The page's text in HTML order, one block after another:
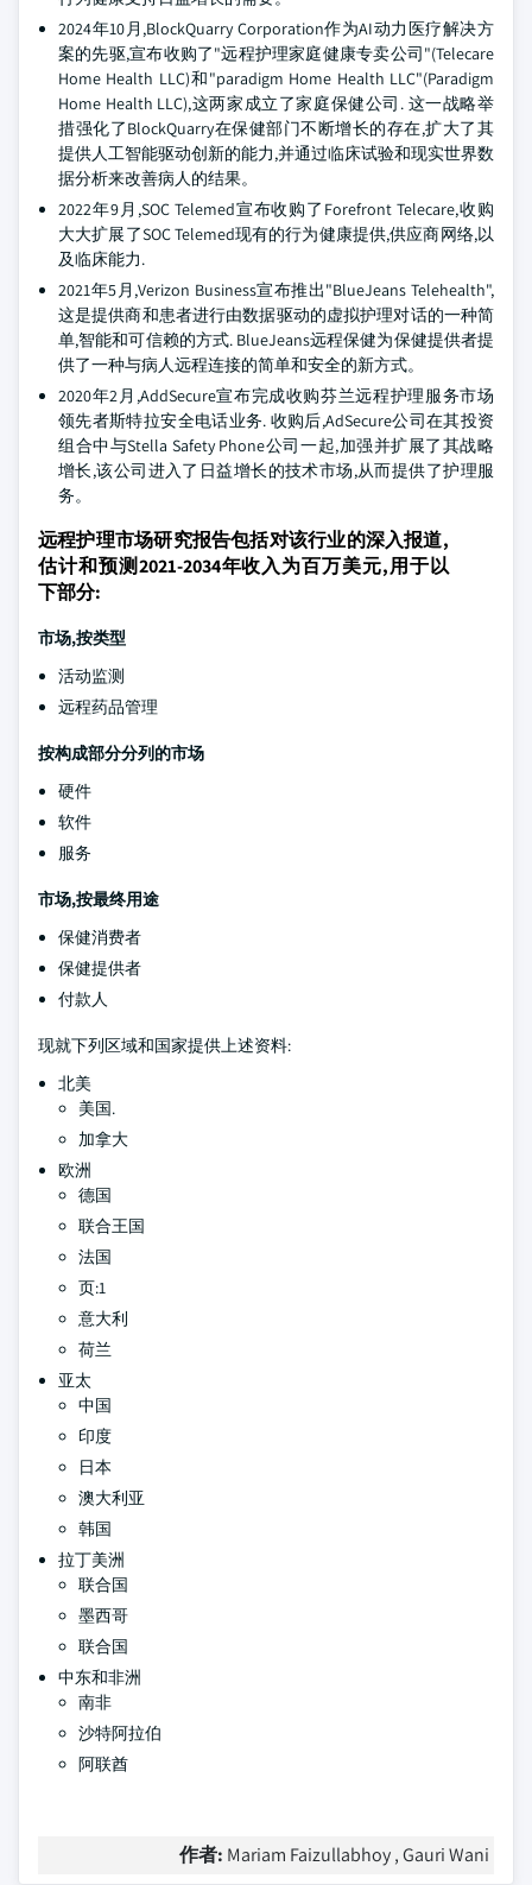
2024年10月,BlockQuarry Corporation作为AI动力医疗解决方
案的先驱,宣布收购了"远程护理家庭健康专卖公司"(Telecare
Home Health LLC)和"paradigm Home Health LLC"(Paradigm
Home Health LLC),这两家成立了家庭保健公司. 这一战略举
措强化了BlockQuarry在保健部门不断增长的存在,扩大了其
提供人工智能驱动创新的能力,并通过临床试验和现实世界数
据分析来改善病人的结果。
2022年9月,SOC Telemed宣布收购了Forefront Telecare,收购
大大扩展了SOC Telemed现有的行为健康提供,供应商网络,以
及临床能力.
2021年5月,Verizon Business宣布推出"BlueJeans Telehealth",
这是提供商和患者进行由数据驱动的虚拟护理对话的一种简
单,智能和可信赖的方式. BlueJeans远程保健为保健提供者提
供了一种与病人远程连接的简单和安全的新方式。
2020年2月,AddSecure宣布完成收购芬兰远程护理服务市场
领先者斯特拉安全电话业务. 收购后,AdSecure公司在其投资
组合中与Stella Safety Phone公司一起,加强并扩展了其战略
增长,该公司进入了日益增长的技术市场,从而提供了护理服
务。
远程护理市场研究报告包括对该行业的深入报道,
估计和预测2021-2034年收入为百万美元,用于以
下部分:
市场,按类型
活动监测
远程药品管理
按构成部分分列的市场
硬件
软件
服务
市场,按最终用途
保健消费者
保健提供者
付款人
现就下列区域和国家提供上述资料:
北美
美国.
加拿大
欧洲
德国
联合王国
法国
页:1
意大利
荷兰
亚太
中国
印度
日本
澳大利亚
韩国
拉丁美洲
联合国
墨西哥
联合国
中东和非洲
南非
沙特阿拉伯
阿联酋
作者: Mariam Faizullabhoy , Gauri Wani